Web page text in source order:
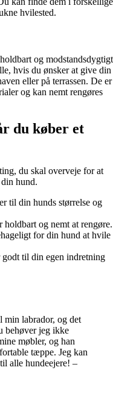
hvilested.
og modstandsdygtigt
hvis du ønsker at give din
eller på terrassen. De er
og kan nemt rengøres
du køber et
du skal overveje for at
hund.
til din hunds størrelse og
holdbart og nemt at rengøre.
for din hund at hvile
til din egen indretning
min labrador, og det
behøver jeg ikke
møbler, og han
tæppe. Jeg kan
alle hundeejere! –